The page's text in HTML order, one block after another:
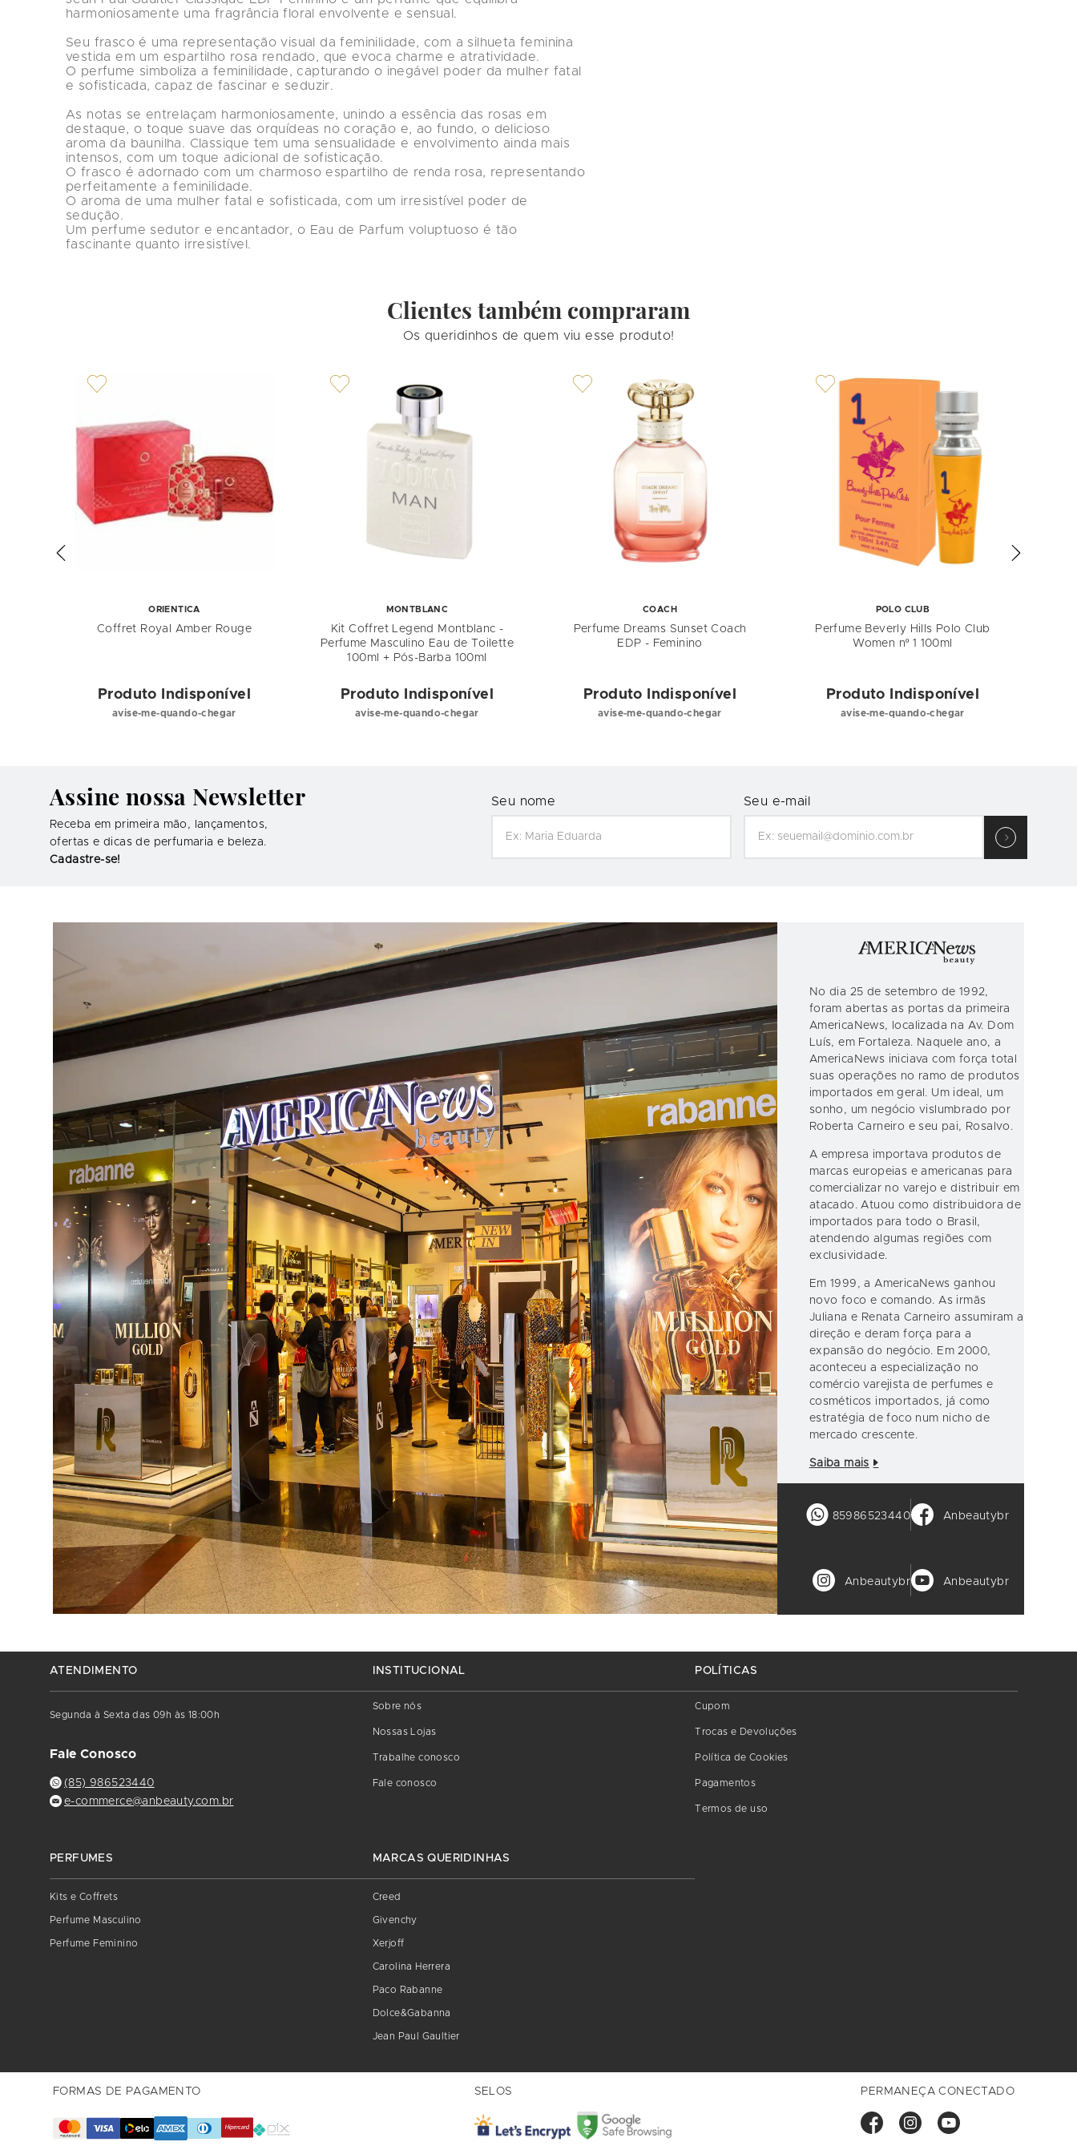
harmoniosamente uma fragrância floral envolvente e sensual.
Seu frasco é uma representação visual da feminilidade, com a silhueta feminina
vestida em um espartilho rosa rendado, que evoca charme e atratividade.
O perfume simboliza a feminilidade, capturando o inegável poder da mulher fatal
e sofisticada, capaz de fascinar e seduzir.
As notas se entrelaçam harmoniosamente, unindo a essência das rosas em
destaque, o toque suave das orquídeas no coração e, ao fundo, o delicioso
aroma da baunilha. Classique tem uma sensualidade e envolvimento ainda mais
intensos, com um toque adicional de sofisticação.
O frasco é adornado com um charmoso espartilho de renda rosa, representando
perfeitamente a feminilidade.
O aroma de uma mulher fatal e sofisticada, com um irresistível poder de
sedução.
Um perfume sedutor e encantador, o Eau de Parfum voluptuoso é tão
fascinante quanto irresistível.
Clientes também compraram
Os queridinhos de quem viu esse produto!
ORIENTICA
Coffret Royal Amber Rouge
Produto Indisponível
avise-me-quando-chegar
MONTBLANC
Kit Coffret Legend Montblanc -
Perfume Masculino Eau de Toilette
100ml + Pós-Barba 100ml
Produto Indisponível
avise-me-quando-chegar
COACH
Perfume Dreams Sunset Coach
EDP - Feminino
Produto Indisponível
avise-me-quando-chegar
POLO CLUB
Perfume Beverly Hills Polo Club
Women nº 1 100ml
Produto Indisponível
avise-me-quando-chegar
Assine nossa Newsletter
Receba em primeira mão, lançamentos,
ofertas e dicas de perfumaria e beleza.
Cadastre-se!
Seu nome Seu e-mail
No dia 25 de setembro de 1992,
foram abertas as portas da primeira
AmericaNews, localizada na Av. Dom
Luís, em Fortaleza. Naquele ano, a
AmericaNews iniciava com força total
suas operações no ramo de produtos
importados em geral. Um ideal, um
sonho, um negócio vislumbrado por
Roberta Carneiro e seu pai, Rosalvo.
A empresa importava produtos de
marcas europeias e americanas para
comercializar no varejo e distribuir em
atacado. Atuou como distribuidora de
importados para todo o Brasil,
atendendo algumas regiões com
exclusividade.
Em 1999, a AmericaNews ganhou
novo foco e comando. As irmãs
Juliana e Renata Carneiro assumiram a
direção e deram força para a
expansão do negócio. Em 2000,
aconteceu a especialização no
comércio varejista de perfumes e
cosméticos importados, já como
estratégia de foco num nicho de
mercado crescente.
Saiba mais
85986523440 Anbeautybr
Anbeautybr Anbeautybr
ATENDIMENTO
Segunda à Sexta das 09h às 18:00h
Fale Conosco
(85) 986523440
e-commerce@anbeauty.com.br
INSTITUCIONAL
Sobre nós
Nossas Lojas
Trabalhe conosco
Fale conosco
POLÍTICAS
Cupom
Trocas e Devoluções
Política de Cookies
Pagamentos
Termos de uso
PERFUMES
Kits e Coffrets
Perfume Masculino
Perfume Feminino
MARCAS QUERIDINHAS
Creed
Givenchy
Xerjoff
Carolina Herrera
Paco Rabanne
Dolce&Gabanna
Jean Paul Gaultier
FORMAS DE PAGAMENTO SELOS PERMANEÇA CONECTADO